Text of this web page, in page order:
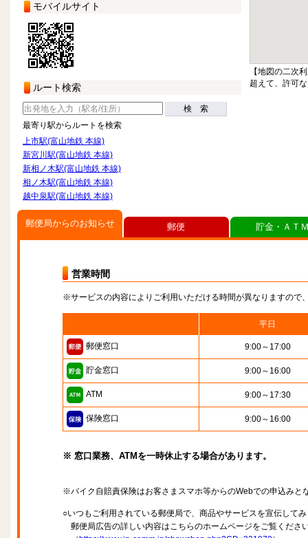
モバイルサイト
ルート検索
検 索
最寄り駅からルートを検索
上市駅(富山地鉄 本線)
新宮川駅(富山地鉄 本線)
新相ノ木駅(富山地鉄 本線)
相ノ木駅(富山地鉄 本線)
越中泉駅(富山地鉄 本線)
【地図の二次
超えて、許可
郵便局からのお知らせ
営業時間
※サービスの内容によりご利用いただける時間が異なりますので
平日
郵便窓口 9:00～17:00
貯金窓口 9:00～16:00
ATM 9:00～17:30
保険窓口 9:00～16:00
※ 窓口業務、ATMを一時休止する場合があります。
※バイク自賠責保険はお客さまスマホ等からのWebでの申込みと
○いつもご利用されている郵便局で、商品やサービスを宣伝して
郵便局広告の詳しい内容はこちらのホームページをご覧くださ
郵便 貯金・ＡＴ